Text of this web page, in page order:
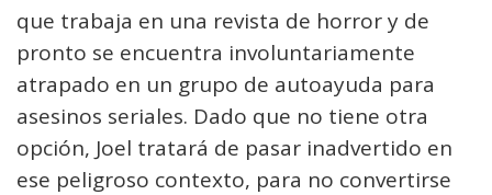
que trabaja en una revista de horror y de
pronto se encuentra involuntariamente
atrapado en un grupo de autoayuda para
asesinos seriales. Dado que no tiene otra
opción, Joel tratará de pasar inadvertido en
ese peligroso contexto, para no convertirse